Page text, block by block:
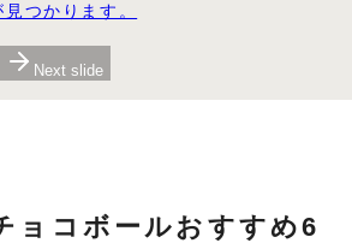
つかります。
Next slide
ョコボールおすすめ6